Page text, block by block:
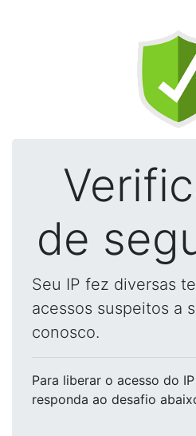
de
Seu IP fez diversas
acessos suspeitos a
conosco.
Para liberar o acesso do IP
responda ao desafio